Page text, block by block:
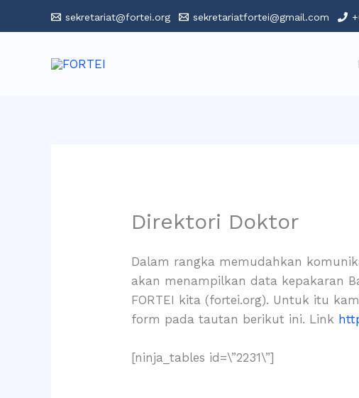
sekretariat@fortei.org sekretariatfortei@gmail.com
Direktori Doktor
Dalam rangka memudahkan
akan menampilkan data kepakaran
FORTEI kita (fortei.org). Untuk itu
form pada tautan berikut ini. Link
[ninja_tables id=\”2231\”]